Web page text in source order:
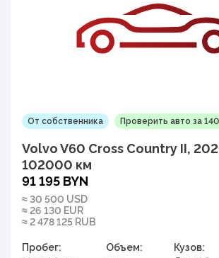
От собственника Проверить авто за
Volvo V60 Cross Country II,
102000 км
91 195 BYN
≈ 30 500 USD
≈ 26 130 EUR
≈ 2 478 125 RUB
Пробег:
Объем:
Кузов: